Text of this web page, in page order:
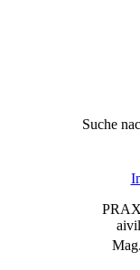
Suche
Mag.